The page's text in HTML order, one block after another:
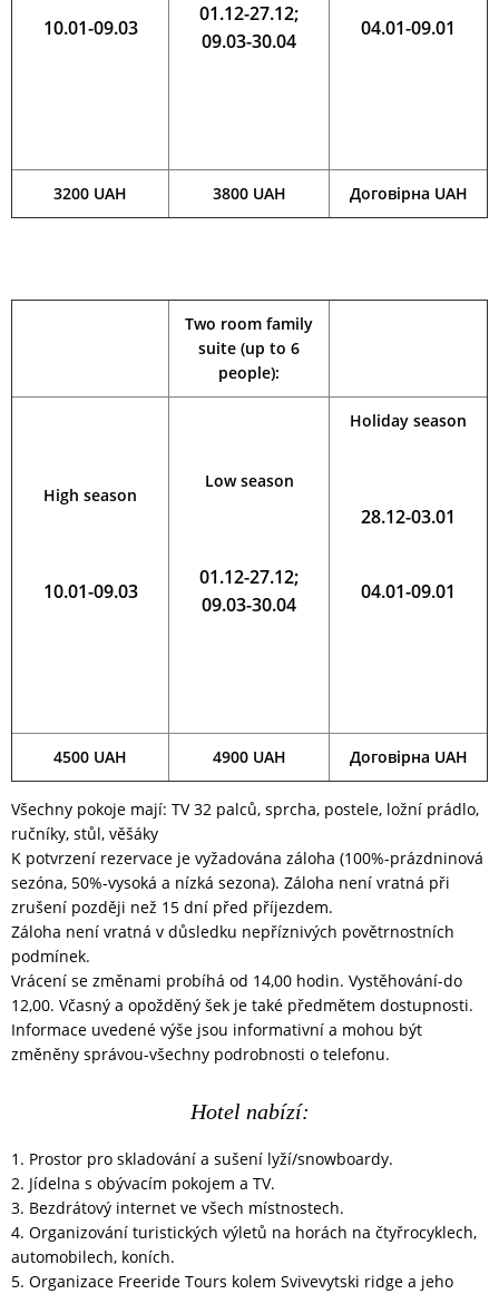
10.01-09.03
01.12-27.12;
09.03-30.04
04.01-09.01
3200 UAH 3800 UAH Договірна UAH
Two room family
suite (up to 6
people):
High season
10.01-09.03
Low season
01.12-27.12;
09.03-30.04
Holiday season
28.12-03.01
04.01-09.01
4500 UAH 4900 UAH Договірна UAH
Všechny pokoje mají: TV 32 palců, sprcha, postele, ložní prádlo,
ručníky, stůl, věšáky
K potvrzení rezervace je vyžadována záloha (100%-prázdninová
sezóna, 50%-vysoká a nízká sezona). Záloha není vratná při
zrušení později než 15 dní před příjezdem.
Záloha není vratná v důsledku nepříznivých povětrnostních
podmínek.
Vrácení se změnami probíhá od 14,00 hodin. Vystěhování-do
12,00. Včasný a opožděný šek je také předmětem dostupnosti.
Informace uvedené výše jsou informativní a mohou být
změněny správou-všechny podrobnosti o telefonu.
Hotel nabízí:
1. Prostor pro skladování a sušení lyží/snowboardy.
2. Jídelna s obývacím pokojem a TV.
3. Bezdrátový internet ve všech místnostech.
4. Organizování turistických výletů na horách na čtyřrocyklech,
automobilech, koních.
5. Organizace Freeride Tours kolem Svivevytski ridge a jeho